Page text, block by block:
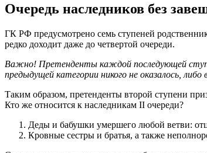
Очередь наследников без
ГК РФ предусмотрено семь ступеней
редко доходит даже до четвертой очереди.
Важно! Претенденты каждой последующей
предыдущей категории никого не оказалось, либо
Таким образом, претенденты второй ступени
Кто же относится к наследникам II очереди?
Деды и бабушки умершего любой ветви:
Кровные сестры и братья, а также